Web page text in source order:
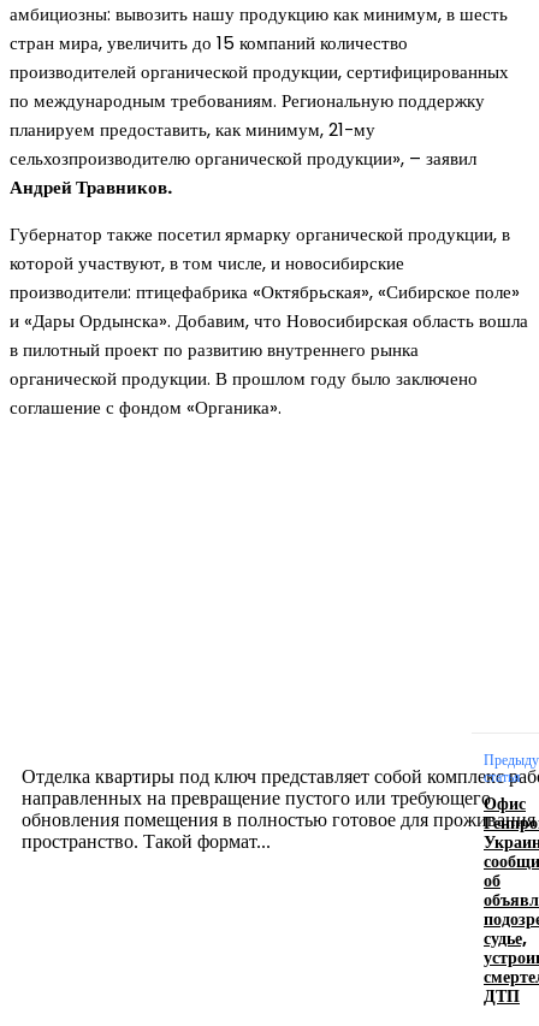
амбициозны: вывозить нашу продукцию как минимум, в шесть
стран мира, увеличить до 15 компаний количество
производителей органической продукции, сертифицированных
по международным требованиям. Региональную поддержку
планируем предоставить, как минимум, 21-му
сельхозпроизводителю органической продукции», – заявил
Андрей Травников.
Губернатор также посетил ярмарку органической продукции, в
которой участвуют, в том числе, и новосибирские
производители: птицефабрика «Октябрьская», «Сибирское поле»
и «Дары Ордынска». Добавим, что Новосибирская область вошла
в пилотный проект по развитию внутреннего рынка
органической продукции. В прошлом году было заключено
соглашение с фондом «Органика».
Отделка квартиры под ключ представляет собой комплекс
направленных на превращение пустого или требующего
обновления помещения в полностью готовое для проживания
пространство. Такой формат...
логотипом: эффективный инструмент бренда
статья
Офис
об
судье,
ДТП